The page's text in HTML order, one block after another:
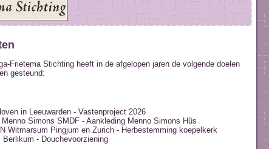
Frietema Stichting heeft in de afgelopen jaren de volgende doelen
gesteund:
in Leeuwarden - Vastenproject 2026
Simons SMDF - Aankleding Menno Simons Hûs
Witmarsum Pingjum en Zurich - Herbestemming koepelkerk
Berlikum - Douchevoorziening